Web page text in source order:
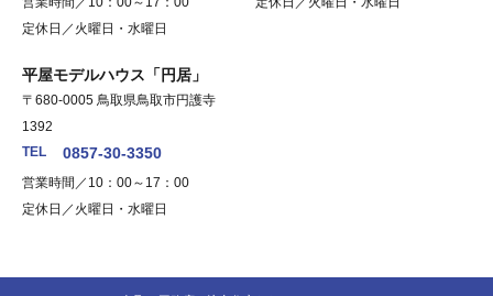
定休日／火曜日・水曜日
平屋モデルハウス「円居」
〒680-0005 鳥取県鳥取市円護寺
1392
TEL
0857-30-3350
営業時間／10：00～17：00
定休日／火曜日・水曜日